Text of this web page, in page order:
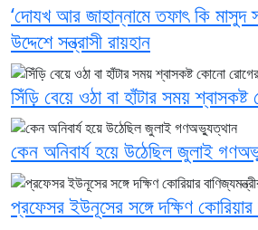
‘দোযখ আর জাহান্নামে তফাৎ কি মাসুদ
উদ্দেশে সন্ত্রাসী রায়হান
সিঁড়ি বেয়ে ওঠা বা হাঁটার সময়
কেন অনিবার্য হয়ে উঠেছিল জুলাই
প্রফেসর ইউনূসের সঙ্গে দক্ষিণ কোরিয়ার